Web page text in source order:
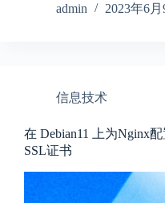
admin
2023年6月
信息技术
在 Debian11 上为Nginx
SSL证书